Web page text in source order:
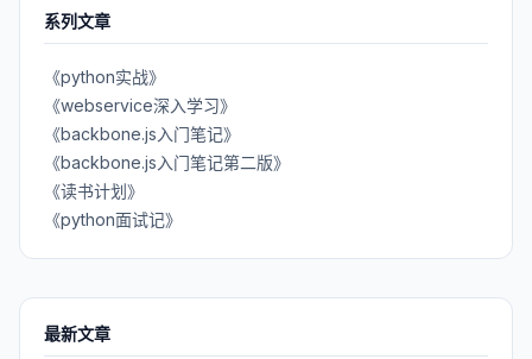
系列文章
《python实战》
《webservice深入学习》
《backbone.js入门笔记》
《backbone.js入门笔记第二版》
《读书计划》
《python面试记》
最新文章